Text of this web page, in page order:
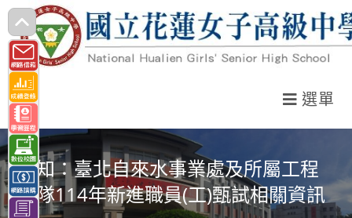
跳
轉
至
主
要
內
容
選單
轉知：臺北自來水事業處及所屬工程
總隊114年新進職員(工)甄試相關資訊